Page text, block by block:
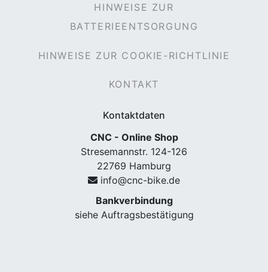
HINWEISE ZUR
BATTERIEENTSORGUNG
HINWEISE ZUR COOKIE-RICHTLINIE
KONTAKT
Kontaktdaten
CNC - Online Shop
Stresemannstr. 124-126
22769 Hamburg
info@cnc-bike.de
Bankverbindung
siehe Auftragsbestätigung